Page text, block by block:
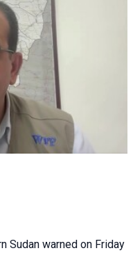
Sudan warned on Friday